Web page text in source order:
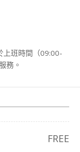
上班時間（09:00-
務。
FREE